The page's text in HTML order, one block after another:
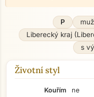
P muž
Liberecký kraj
s
Životní styl
Kouřím ne